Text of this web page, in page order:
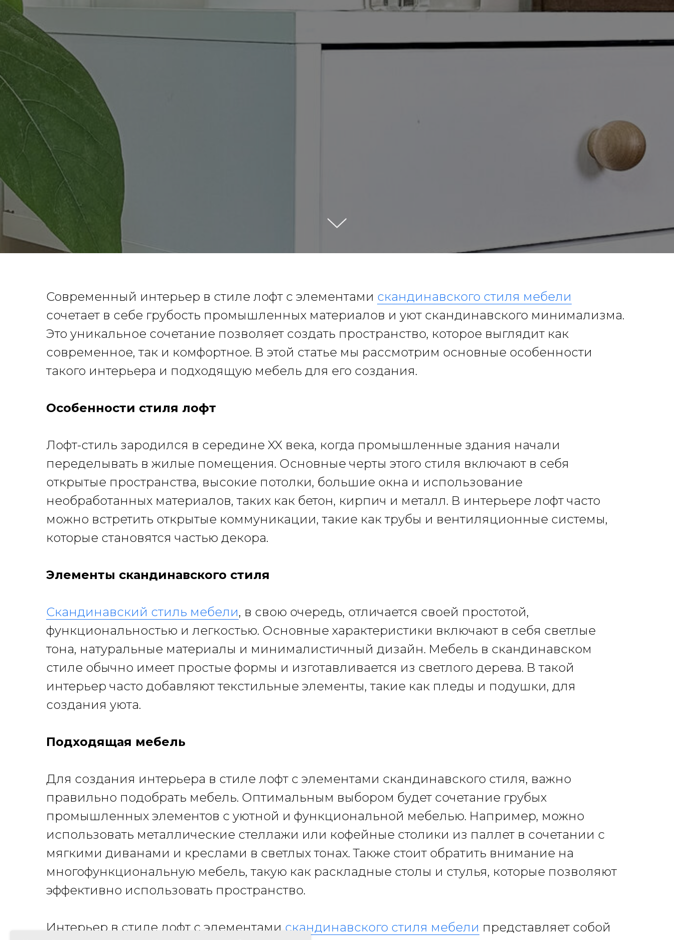
Современный интерьер в стиле лофт с элементами скандинавского стиля мебели
сочетает в себе грубость промышленных материалов и уют скандинавского минимализма.
Это уникальное сочетание позволяет создать пространство, которое выглядит как
современное, так и комфортное. В этой статье мы рассмотрим основные особенности
такого интерьера и подходящую мебель для его создания.
Особенности стиля лофт
Лофт-стиль зародился в середине XX века, когда промышленные здания начали
переделывать в жилые помещения. Основные черты этого стиля включают в себя
открытые пространства, высокие потолки, большие окна и использование
необработанных материалов, таких как бетон, кирпич и металл. В интерьере лофт часто
можно встретить открытые коммуникации, такие как трубы и вентиляционные системы,
которые становятся частью декора.
Элементы скандинавского стиля
Скандинавский стиль мебели, в свою очередь, отличается своей простотой,
функциональностью и легкостью. Основные характеристики включают в себя светлые
тона, натуральные материалы и минималистичный дизайн. Мебель в скандинавском
стиле обычно имеет простые формы и изготавливается из светлого дерева. В такой
интерьер часто добавляют текстильные элементы, такие как пледы и подушки, для
создания уюта.
Подходящая мебель
Для создания интерьера в стиле лофт с элементами скандинавского стиля, важно
правильно подобрать мебель. Оптимальным выбором будет сочетание грубых
промышленных элементов с уютной и функциональной мебелью. Например, можно
использовать металлические стеллажи или кофейные столики из паллет в сочетании с
мягкими диванами и креслами в светлых тонах. Также стоит обратить внимание на
многофункциональную мебель, такую как раскладные столы и стулья, которые позволяют
эффективно использовать пространство.
Интерьер в стиле лофт с элементами скандинавского стиля мебели представляет собой